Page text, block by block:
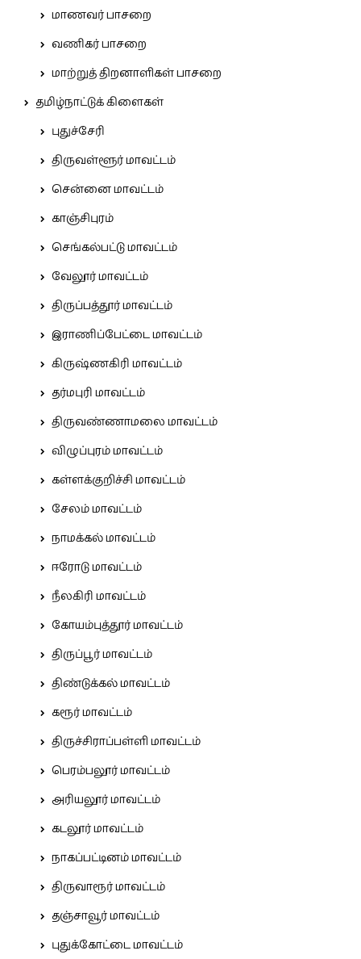
மாணவர் பாசறை
வணிகர் பாசறை
மாற்றுத் திறனாளிகள் பாசறை
தமிழ்நாட்டுக் கிளைகள்
புதுச்சேரி
திருவள்ளூர் மாவட்டம்
சென்னை மாவட்டம்
காஞ்சிபுரம்
செங்கல்பட்டு மாவட்டம்
வேலூர் மாவட்டம்
திருப்பத்தூர் மாவட்டம்
இராணிப்பேட்டை மாவட்டம்
கிருஷ்ணகிரி மாவட்டம்
தர்மபுரி மாவட்டம்
திருவண்ணாமலை மாவட்டம்
விழுப்புரம் மாவட்டம்
கள்ளக்குறிச்சி மாவட்டம்
சேலம் மாவட்டம்
நாமக்கல் மாவட்டம்
ஈரோடு மாவட்டம்
நீலகிரி மாவட்டம்
கோயம்புத்தூர் மாவட்டம்
திருப்பூர் மாவட்டம்
திண்டுக்கல் மாவட்டம்
கரூர் மாவட்டம்
திருச்சிராப்பள்ளி மாவட்டம்
பெரம்பலூர் மாவட்டம்
அரியலூர் மாவட்டம்
கடலூர் மாவட்டம்
நாகப்பட்டினம் மாவட்டம்
திருவாரூர் மாவட்டம்
தஞ்சாவூர் மாவட்டம்
புதுக்கோட்டை மாவட்டம்